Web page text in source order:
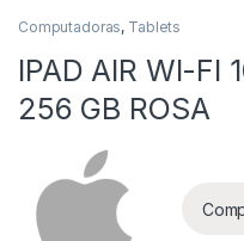
Computadoras, Tablets
IPAD AIR WI-FI
256 GB ROSA